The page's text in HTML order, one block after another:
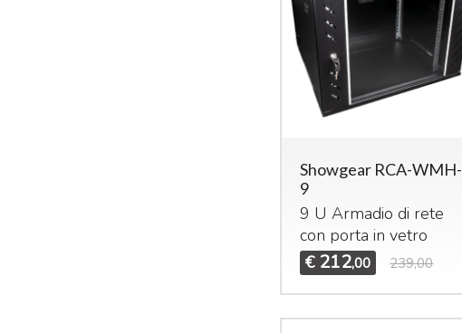
Showgear RCA-WMH-
9
9 U Armadio di rete
con porta in vetro
€ 212,00 239,00